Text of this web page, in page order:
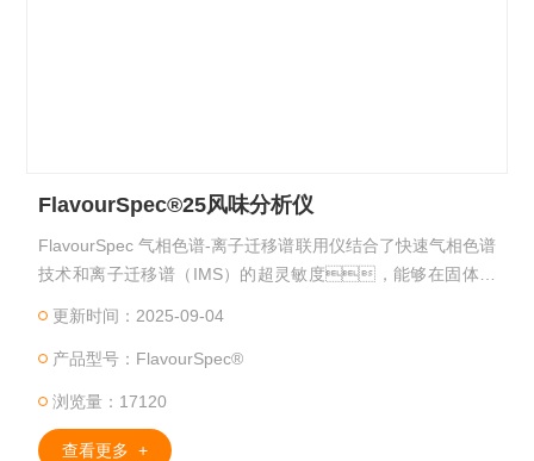
FlavourSpec®25风味分析仪
FlavourSpec 气相色谱-离子迁移谱联用仪结合了快速气相色谱
技术和离子迁移谱（IMS）的超灵敏度，能够在固体和
本的指纹），并利用多元数据分析工具（LAV）对样本作
器。
更新时间：2025-09-04
产品型号：FlavourSpec®
浏览量：17120
查看更多 +